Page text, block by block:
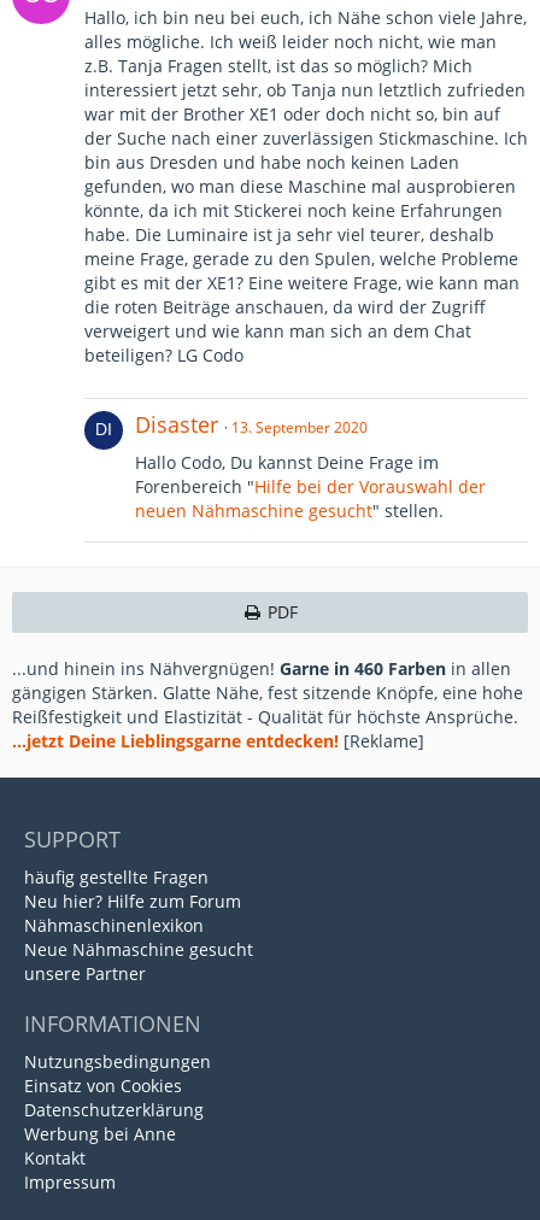
Hallo, ich bin neu bei euch, ich Nähe schon viele Jahre,
alles mögliche. Ich weiß leider noch nicht, wie man
z.B. Tanja Fragen stellt, ist das so möglich? Mich
interessiert jetzt sehr, ob Tanja nun letztlich zufrieden
war mit der Brother XE1 oder doch nicht so, bin auf
der Suche nach einer zuverlässigen Stickmaschine. Ich
bin aus Dresden und habe noch keinen Laden
gefunden, wo man diese Maschine mal ausprobieren
könnte, da ich mit Stickerei noch keine Erfahrungen
habe. Die Luminaire ist ja sehr viel teurer, deshalb
meine Frage, gerade zu den Spulen, welche Probleme
gibt es mit der XE1? Eine weitere Frage, wie kann man
die roten Beiträge anschauen, da wird der Zugriff
verweigert und wie kann man sich an dem Chat
beteiligen? LG Codo
Disaster 13. September 2020
Hallo Codo, Du kannst Deine Frage im
Forenbereich "Hilfe bei der Vorauswahl der
neuen Nähmaschine gesucht" stellen.
PDF
...und hinein ins Nähvergnügen! Garne in 460 Farben in allen
gängigen Stärken. Glatte Nähe, fest sitzende Knöpfe, eine hohe
Reißfestigkeit und Elastizität - Qualität für höchste Ansprüche.
...jetzt Deine Lieblingsgarne entdecken! [Reklame]
SUPPORT
häufig gestellte Fragen
Neu hier? Hilfe zum Forum
Nähmaschinenlexikon
Neue Nähmaschine gesucht
unsere Partner
INFORMATIONEN
Nutzungsbedingungen
Einsatz von Cookies
Datenschutzerklärung
Werbung bei Anne
Kontakt
Impressum